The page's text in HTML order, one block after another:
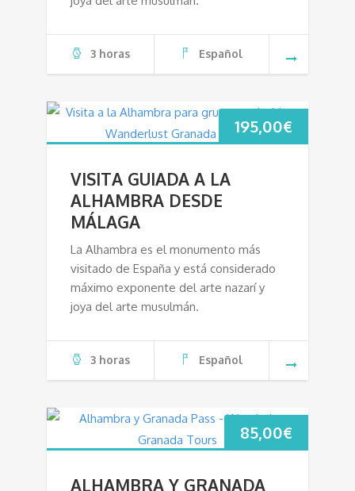
3 horas Español
195,00€
VISITA GUIADA A LA
ALHAMBRA DESDE
MÁLAGA
La Alhambra es el monumento más
visitado de España y está considerado
máximo exponente del arte nazarí y
joya del arte musulmán.
3 horas Español
85,00€
ALHAMBRA Y GRANADA